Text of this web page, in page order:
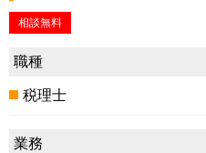
相談無料
職種
税理士
業務